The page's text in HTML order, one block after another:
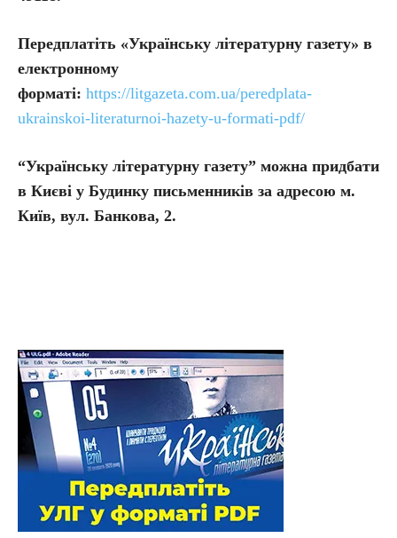
Передплатіть «Українську літературну газету» в
електронному
форматі: https://litgazeta.com.ua/peredplata-
ukrainskoi-literaturnoi-hazety-u-formati-pdf/
“Українську літературну газету” можна придбати
в Києві у Будинку письменників за адресою м.
Київ, вул. Банкова, 2.